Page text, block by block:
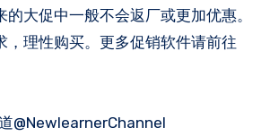
大促中一般不会返厂或更加优惠。
，理性购买。更多促销软件请前往
@NewlearnerChannel